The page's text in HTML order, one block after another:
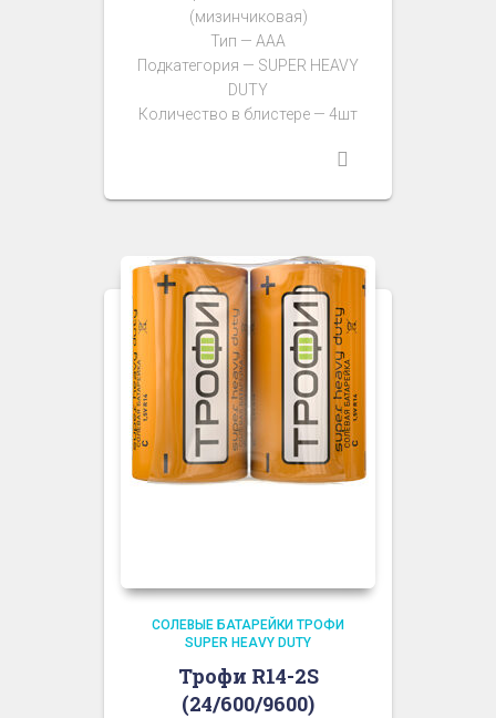
(мизинчиковая)
Тип — AAA
Подкатегория — SUPER HEAVY
DUTY
Количество в блистере — 4шт
СОЛЕВЫЕ БАТАРЕЙКИ ТРОФИ
SUPER HEAVY DUTY
Трофи R14-2S
(24/600/9600)